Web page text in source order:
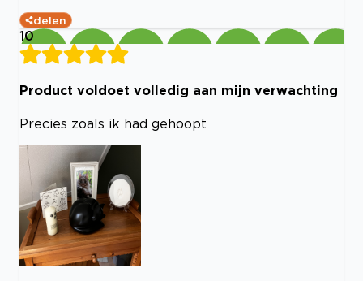
delen
10
Product voldoet volledig aan mijn verwachting
Precies zoals ik had gehoopt